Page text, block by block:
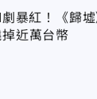
劇暴紅！《歸
近萬台幣